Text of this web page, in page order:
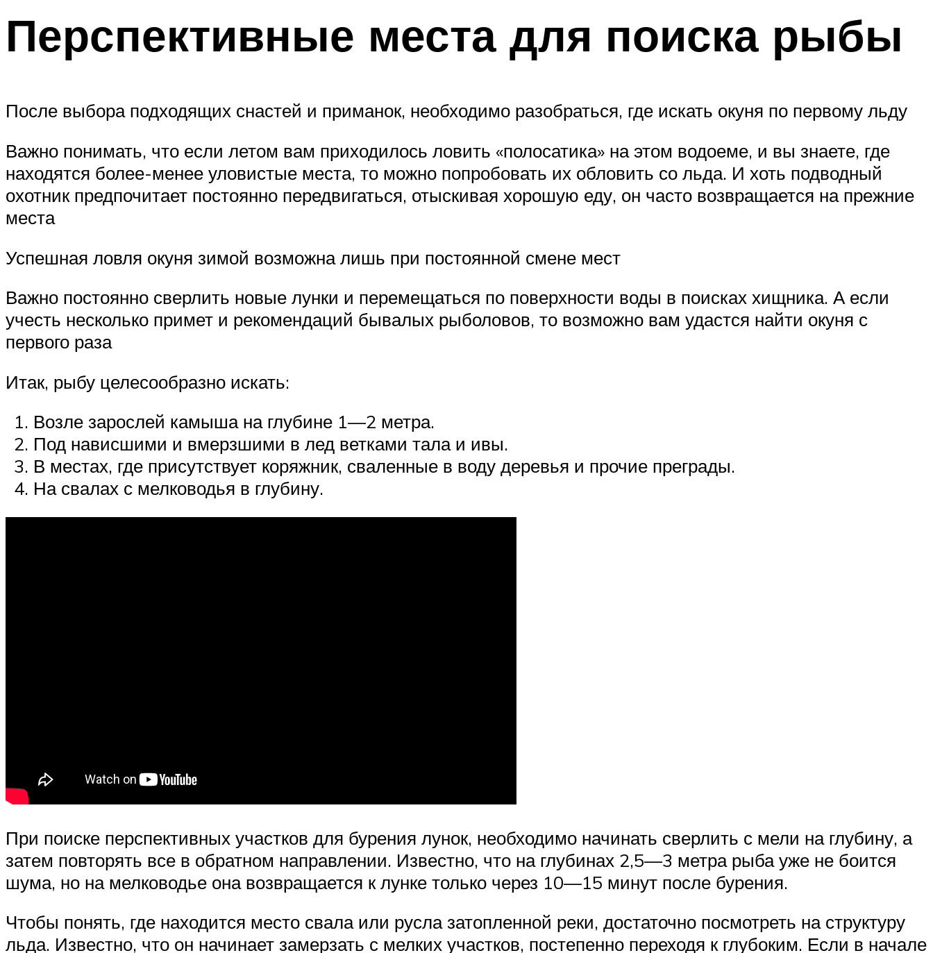
Перспективные места для поиска рыбы
После выбора подходящих снастей и приманок, необходимо разобраться, где искать окуня по первому льду
Важно понимать, что если летом вам приходилось ловить «полосатика» на этом водоеме, и вы знаете, где
находятся более-менее уловистые места, то можно попробовать их обловить со льда. И хоть подводный
охотник предпочитает постоянно передвигаться, отыскивая хорошую еду, он часто возвращается на прежние
места
Успешная ловля окуня зимой возможна лишь при постоянной смене мест
Важно постоянно сверлить новые лунки и перемещаться по поверхности воды в поисках хищника. А если
учесть несколько примет и рекомендаций бывалых рыболовов, то возможно вам удастся найти окуня с
первого раза
Итак, рыбу целесообразно искать:
Возле зарослей камыша на глубине 1—2 метра.
Под нависшими и вмерзшими в лед ветками тала и ивы.
В местах, где присутствует коряжник, сваленные в воду деревья и прочие преграды.
На свалах с мелководья в глубину.
При поиске перспективных участков для бурения лунок, необходимо начинать сверлить с мели на глубину, а
затем повторять все в обратном направлении. Известно, что на глубинах 2,5—3 метра рыба уже не боится
шума, но на мелководье она возвращается к лунке только через 10—15 минут после бурения.
Чтобы понять, где находится место свала или русла затопленной реки, достаточно посмотреть на структуру
льда. Известно, что он начинает замерзать с мелких участков, постепенно переходя к глубоким. Если в начале